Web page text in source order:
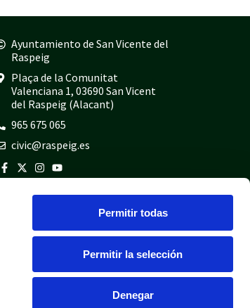
Permitir todas
Permitir la selección
Denegar
Ayuntamiento de San Vicente del
Raspeig
Plaça de la Comunitat
Valenciana 1, 03690 San Vicent
del Raspeig (Alacant)
965 675 065
civic@raspeig.es